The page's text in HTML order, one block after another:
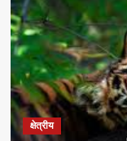
क्षेत्रीय